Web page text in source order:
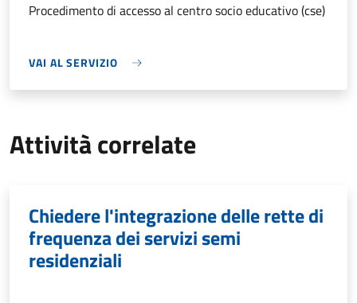
Procedimento di accesso al centro socio educativo (cse)
VAI AL SERVIZIO
Attività correlate
Chiedere l'integrazione delle rette di
frequenza dei servizi semi
residenziali